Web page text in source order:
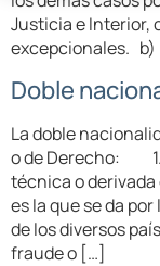
Justicia e
excepcionales. b)
Doble
La doble
o de Derecho: 1.
técnica o
es la que se da
de los diversos
fraude o […]